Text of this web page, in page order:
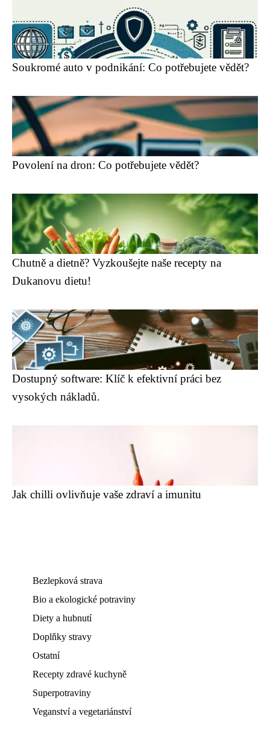
Soukromé auto v podnikání: Co potřebujete vědět?
Povolení na dron: Co potřebujete vědět?
Chutně a dietně? Vyzkoušejte naše recepty na
Dukanovu dietu!
Dostupný software: Klíč k efektivní práci bez
vysokých nákladů.
Jak chilli ovlivňuje vaše zdraví a imunitu
Bezlepková strava
Bio a ekologické potraviny
Diety a hubnutí
Doplňky stravy
Ostatní
Recepty zdravé kuchyně
Superpotraviny
Veganství a vegetariánství